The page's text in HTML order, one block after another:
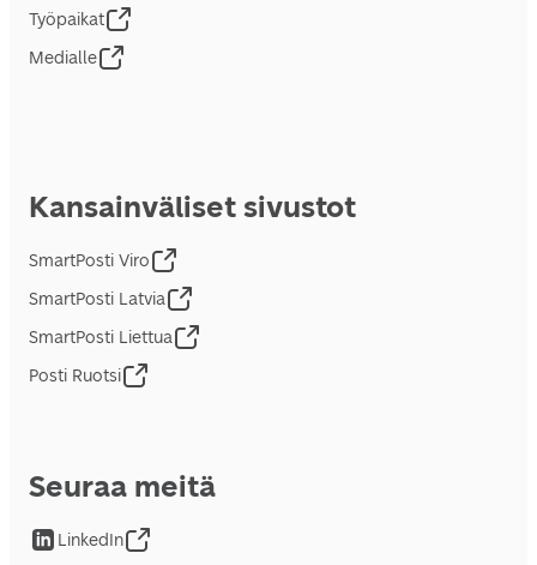
Työpaikat
Medialle
Kansainväliset sivustot
SmartPosti Viro
SmartPosti Latvia
SmartPosti Liettua
Posti Ruotsi
Seuraa meitä
LinkedIn